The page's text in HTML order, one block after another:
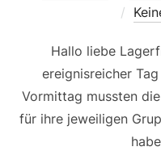
Hallo liebe
ereignisreicher
Vormittag mussten
für ihre jeweiligen